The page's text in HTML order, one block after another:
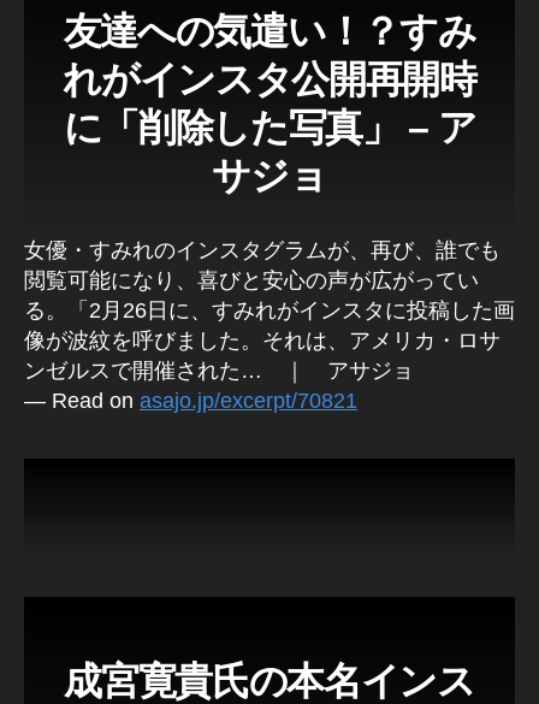
友達への気遣い！？すみ
れがインスタ公開再開時
に「削除した写真」 – ア
サジョ
女優・すみれのインスタグラムが、再び、誰でも
閲覧可能になり、喜びと安心の声が広がってい
る。「2月26日に、すみれがインスタに投稿した画
像が波紋を呼びました。それは、アメリカ・ロサ
ンゼルスで開催された… ｜ アサジョ
— Read on asajo.jp/excerpt/70821
成宮寛貴氏の本名インス